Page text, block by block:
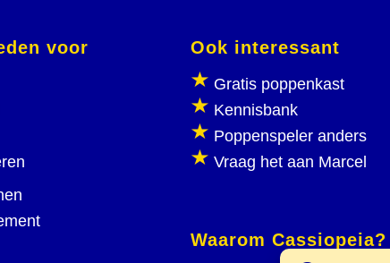
voor Ook interessant
Gratis poppenkast
Kennisbank
Poppenspeler anders
Vraag het aan Marcel
Waarom Cassiopeia?